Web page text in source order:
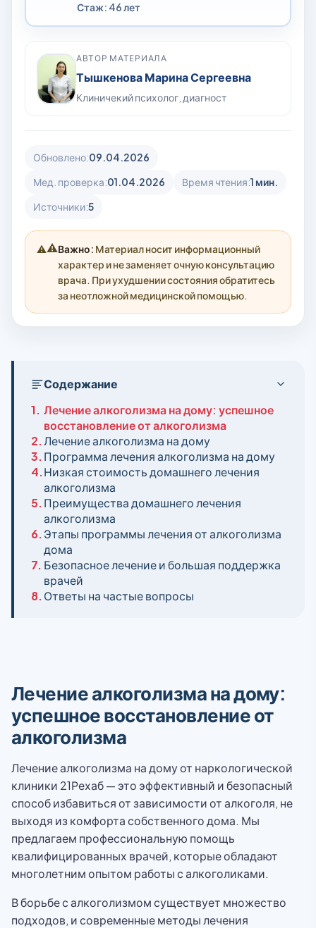
Стаж: 46 лет
АВТОР МАТЕРИАЛА
Тышкенова Марина Сергеевна
Клиничекий психолог, диагност
Обновлено:09.04.2026
Мед. проверка:01.04.2026 Время чтения:1 мин.
Источники:5
⚠️Важно: Материал носит информационный
характер и не заменяет очную консультацию
врача. При ухудшении состояния обратитесь
за неотложной медицинской помощью.
Содержание
1. Лечение алкоголизма на дому: успешное
восстановление от алкоголизма
2.Лечение алкоголизма на дому
3.Программа лечения алкоголизма на дому
4.Низкая стоимость домашнего лечения
алкоголизма
5.Преимущества домашнего лечения
алкоголизма
6.Этапы программы лечения от алкоголизма
дома
7. Безопасное лечение и большая поддержка
врачей
8.Ответы на частые вопросы
Лечение алкоголизма на дому:
успешное восстановление от
алкоголизма
Лечение алкоголизма на дому от наркологической
клиники 21Рехаб — это эффективный и безопасный
способ избавиться от зависимости от алкоголя, не
выходя из комфорта собственного дома. Мы
предлагаем профессиональную помощь
квалифицированных врачей, которые обладают
многолетним опытом работы с алкоголиками.
В борьбе с алкоголизмом существует множество
подходов, и современные методы лечения